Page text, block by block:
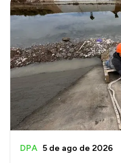
Historia
Normativa
Transparencia
Transparencia
Presupuesto
Boletín Oficial
DPA 5 de ago de 2026